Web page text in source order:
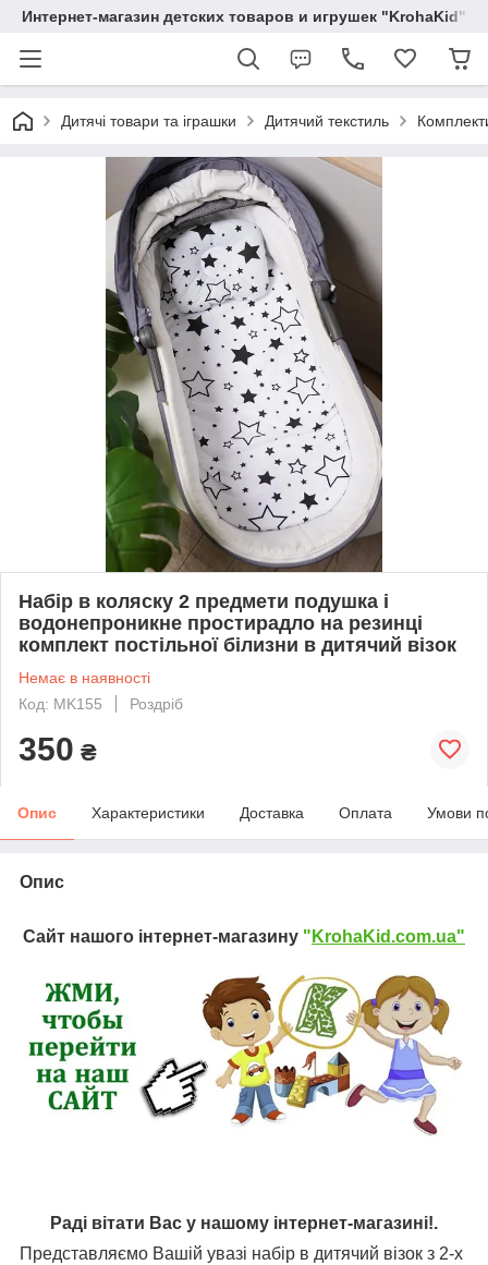
Интернет-магазин детских товаров и игрушек "KrohaKid"
Дитячі товари та іграшки Дитячий текстиль
Набір в коляску 2 предмети подушка і
водонепроникне простирадло на резинці
комплект постільної білизни в дитячий візок
Немає в наявності
Код: МK155
Роздріб
350 ₴
Опис Характеристики Доставка Оплата Умови
Опис
Сайт нашого інтернет-магазину " KrohaKid.com.ua"
Раді вітати Вас у нашому інтернет-магазині!.
Представляємо Вашій увазі набір в дитячий візок з 2-х